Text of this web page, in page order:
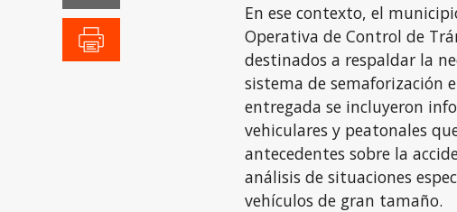
En ese contexto, el
Operativa de Control de
destinados a respaldar la
sistema de semaforización
entregada se incluyeron
vehiculares y peatonales
antecedentes sobre la
análisis de situaciones
vehículos de gran tamaño.